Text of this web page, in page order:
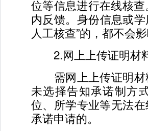
位等信息进行在线核
内反馈。身份信息或
人工核查”的，都不会影
2.网上上传证明材
需网上上传证明材
未选择告知承诺制方
位、所学专业等无法
承诺申请的。